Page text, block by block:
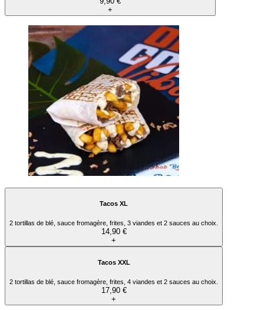
+
Tacos XL
2 tortillas de blé, sauce fromagère, frites, 3 viandes et 2 sauces au choix.
14,90 €
+
Tacos XXL
2 tortillas de blé, sauce fromagère, frites, 4 viandes et 2 sauces au choix.
17,90 €
+